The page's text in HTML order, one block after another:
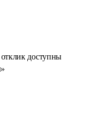
доступны